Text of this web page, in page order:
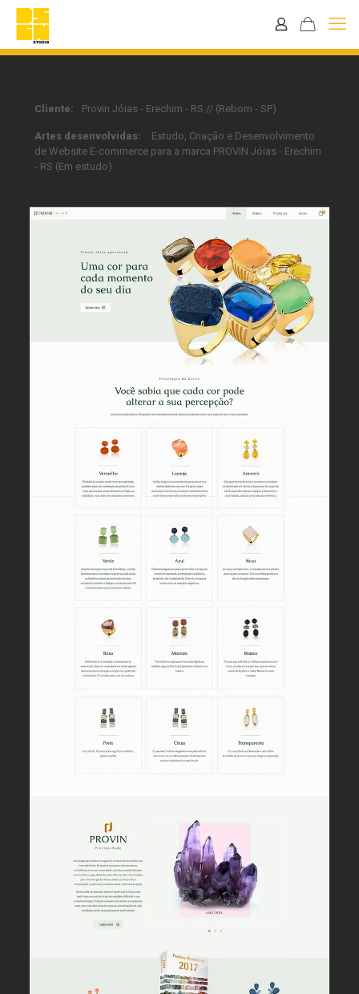
Cliente: Provin Jóias - Erechim - RS // (Reborn - SP)
Artes desenvolvidas:
Estudo, Criação e Desenvolvimento
de Website E-commerce para a marca PROVIN Jóias - Erechim
- RS (Em estudo)